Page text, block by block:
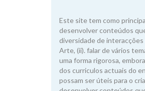
Este site tem como
desenvolver conteúdos
diversidade de
Arte, (ii). falar de vários
uma forma rigorosa,
dos curriculos actuais do
possam ser úteis para o